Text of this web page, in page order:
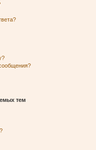
тем